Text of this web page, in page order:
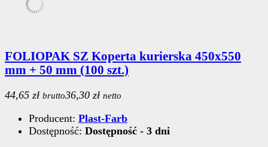
FOLIOPAK SZ Koperta kurierska 450x550
mm + 50 mm (100 szt.)
44,65 zł brutto36,30 zł netto
Producent: Plast-Farb
Dostępność: Dostępność - 3 dni